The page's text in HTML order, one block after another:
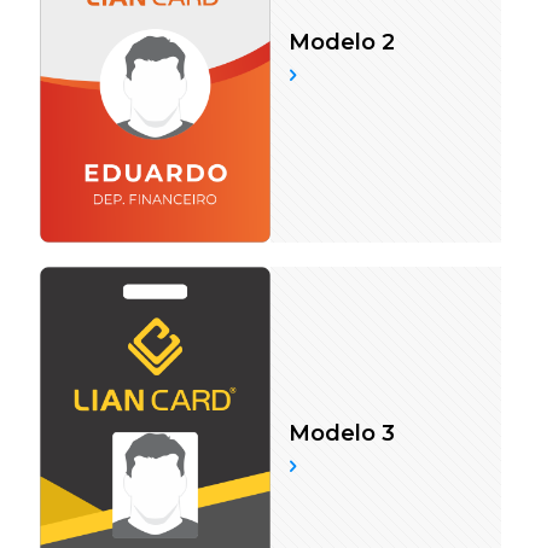
Modelo 2
Modelo 3